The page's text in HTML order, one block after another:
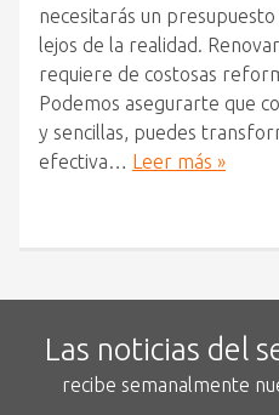
necesitarás un
lejos de la realidad.
requiere de costosas
Podemos asegurarte que
y sencillas, puedes
efectiva…
Leer más »
Las noticias del
recibe semanalmente